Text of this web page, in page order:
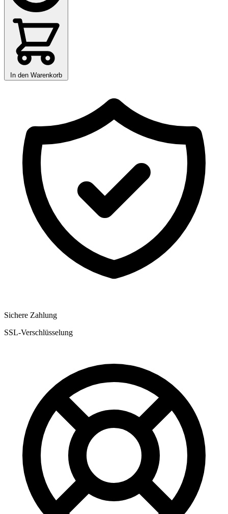
In den Warenkorb
Sichere Zahlung
SSL-Verschlüsselung